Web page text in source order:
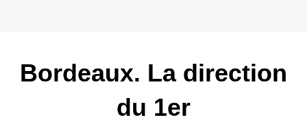
Bordeaux. La direction
du 1er